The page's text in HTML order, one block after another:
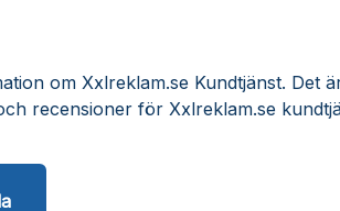
om Xxlreklam.se Kundtjänst. Det
recensioner för Xxlreklam.se